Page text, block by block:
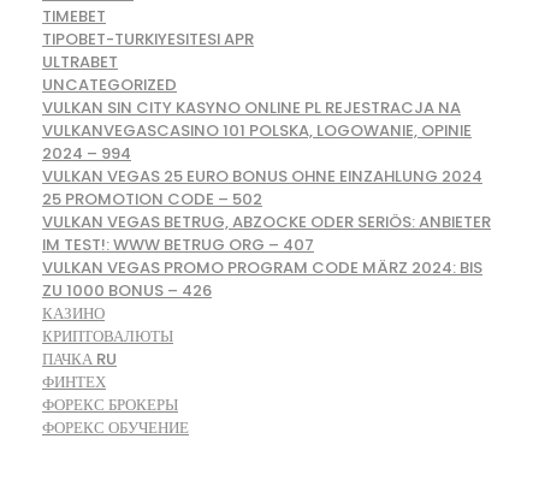
TIMEBET
TIPOBET-TURKIYESITESI APR
ULTRABET
UNCATEGORIZED
VULKAN SIN CITY KASYNO ONLINE PL REJESTRACJA NA
VULKANVEGASCASINO 101 POLSKA, LOGOWANIE, OPINIE
2024 – 994
VULKAN VEGAS 25 EURO BONUS OHNE EINZAHLUNG 2024
25 PROMOTION CODE – 502
VULKAN VEGAS BETRUG, ABZOCKE ODER SERIÖS: ANBIETER
IM TEST!: WWW BETRUG ORG – 407
VULKAN VEGAS PROMO PROGRAM CODE MÄRZ 2024: BIS
ZU 1000 BONUS – 426
КАЗИНО
КРИПТОВАЛЮТЫ
ПАЧКА RU
ФИНТЕХ
ФОРЕКС БРОКЕРЫ
ФОРЕКС ОБУЧЕНИЕ